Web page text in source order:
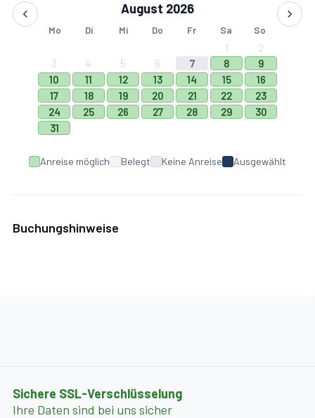
August 2026
Mo Di Mi Do Fr Sa So
1
2
3
4 5 6 7 8
9
10
11 12 13 14 15
16
17
18 19 20 21 22
23
24
25 26 27 28 29
30
31
Anreise möglich Belegt Keine Anreise Ausgewählt
Buchungshinweise
Sichere SSL-Verschlüsselung
Ihre Daten sind bei uns sicher